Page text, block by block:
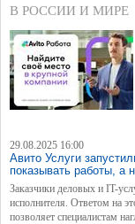
В РОССИИ И МИРЕ
вдохновляющие истории,
29.08.2025 16:00
Авито Услуги
показывать работы, а
Заказчики деловых и IT-
исполнителя. Ответом на
позволяет специалистам